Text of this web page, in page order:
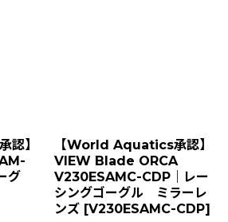
認】
グ
【World Aquatics承認】
VIEW Blade ORCA
V230ESAMC-CDP｜レー
シングゴーグル ミラーレ
ンズ [V230ESAMC-CDP]